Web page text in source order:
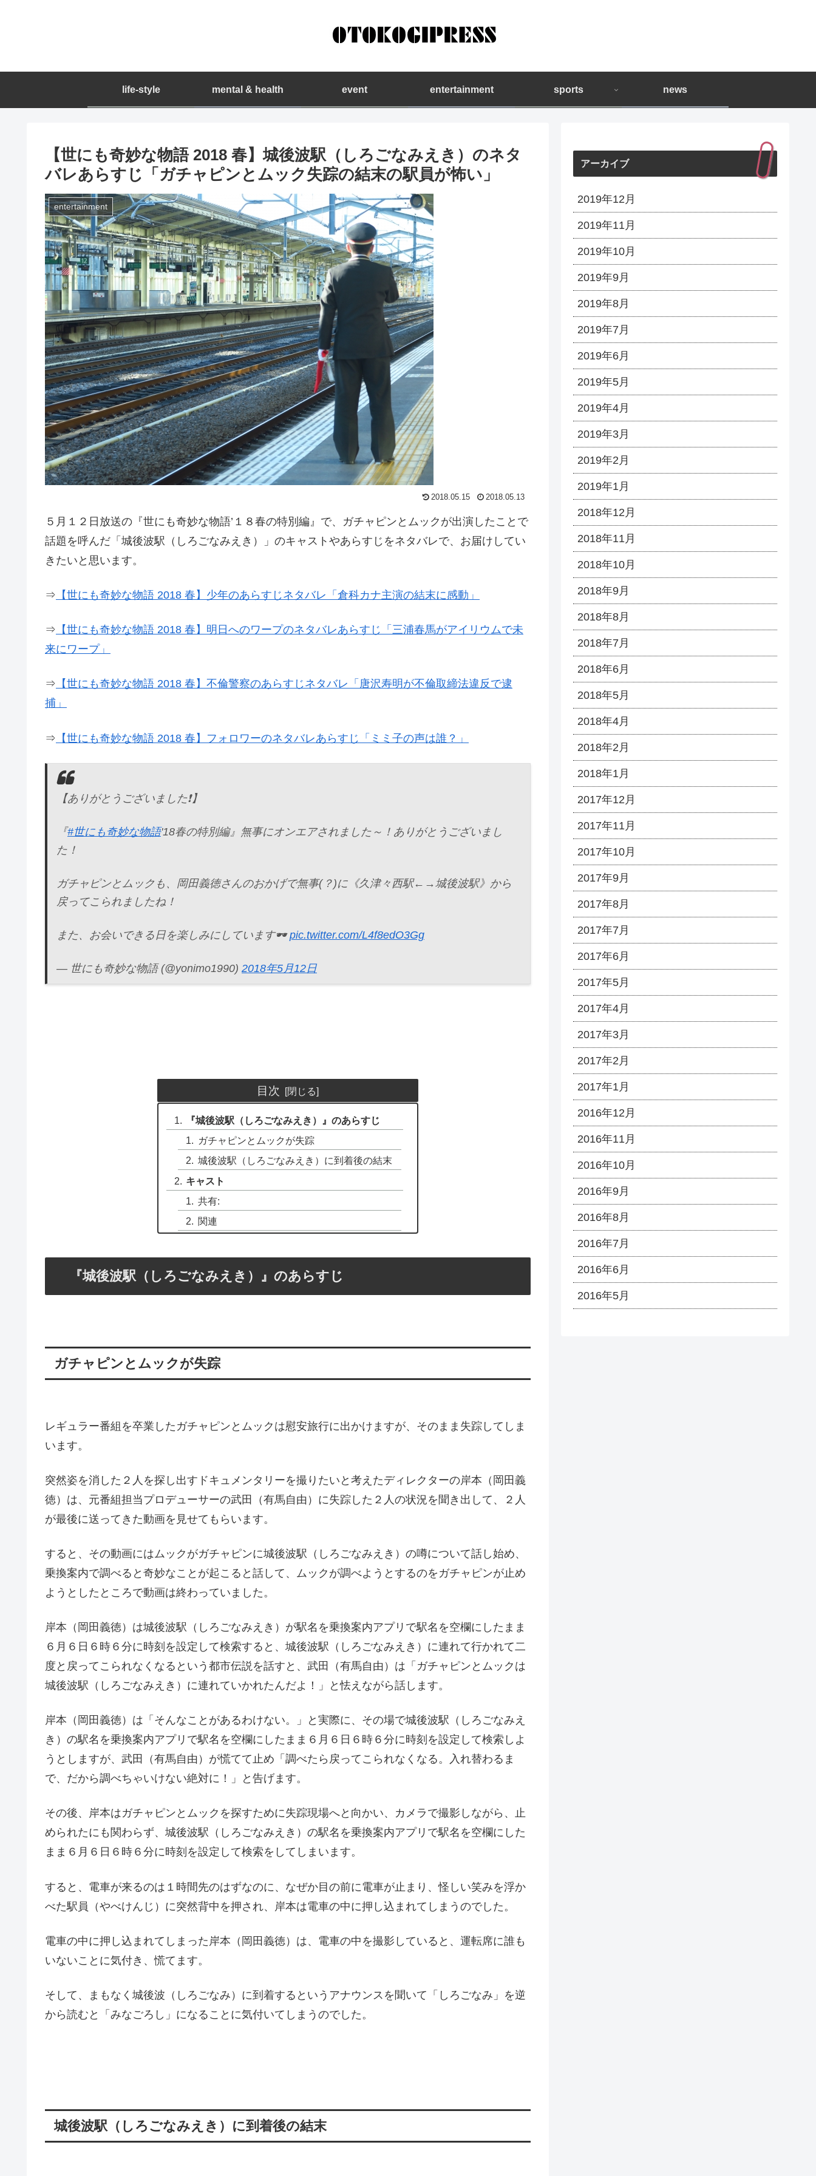
life-style mental & health event entertainment sports news
【世にも奇妙な物語 2018 春】城後波駅（しろごなみえき）のネタ
バレあらすじ「ガチャピンとムック失踪の結末の駅員が怖い」
entertainment
2018.05.15 2018.05.13
５月１２日放送の『世にも奇妙な物語’１８春の特別編』で、ガチャピンとムックが出演したことで
話題を呼んだ「城後波駅（しろごなみえき）」のキャストやあらすじをネタバレで、お届けしてい
きたいと思います。
⇒ 【世にも奇妙な物語 2018 春】少年のあらすじネタバレ「倉科カナ主演の結末に感動」
⇒ 【世にも奇妙な物語 2018 春】明日へのワープのネタバレあらすじ「三浦春馬がアイリウムで未
来にワープ」
⇒ 【世にも奇妙な物語 2018 春】不倫警察のあらすじネタバレ「唐沢寿明が不倫取締法違反で逮
捕」
⇒ 【世にも奇妙な物語 2018 春】フォロワーのネタバレあらすじ「ミミ子の声は誰？」
【ありがとうございました❗】
『#世にも奇妙な物語'18春の特別編』無事にオンエアされました～！ありがとうございまし
た！
ガチャピンとムックも、岡田義徳さんのおかげで無事(？)に《久津々西駅←→城後波駅》から
戻ってこられましたね！
また、お会いできる日を楽しみにしています🕶️pic.twitter.com/L4f8edO3Gg
— 世にも奇妙な物語 (@yonimo1990) 2018年5月12日
目次
『城後波駅（しろごなみえき）』のあらすじ
ガチャピンとムックが失踪
城後波駅（しろごなみえき）に到着後の結末
キャスト
共有:
関連
『城後波駅（しろごなみえき）』のあらすじ
ガチャピンとムックが失踪
レギュラー番組を卒業したガチャピンとムックは慰安旅行に出かけますが、そのまま失踪してしま
います。
突然姿を消した２人を探し出すドキュメンタリーを撮りたいと考えたディレクターの岸本（岡田義
徳）は、元番組担当プロデューサーの武田（有馬自由）に失踪した２人の状況を聞き出して、２人
が最後に送ってきた動画を見せてもらいます。
すると、その動画にはムックがガチャピンに城後波駅（しろごなみえき）の噂について話し始め、
乗換案内で調べると奇妙なことが起こると話して、ムックが調べようとするのをガチャピンが止め
ようとしたところで動画は終わっていました。
岸本（岡田義徳）は城後波駅（しろごなみえき）が駅名を乗換案内アプリで駅名を空欄にしたまま
６月６日６時６分に時刻を設定して検索すると、城後波駅（しろごなみえき）に連れて行かれて二
度と戻ってこられなくなるという都市伝説を話すと、武田（有馬自由）は「ガチャピンとムックは
城後波駅（しろごなみえき）に連れていかれたんだよ！」と怯えながら話します。
岸本（岡田義徳）は「そんなことがあるわけない。」と実際に、その場で城後波駅（しろごなみえ
き）の駅名を乗換案内アプリで駅名を空欄にしたまま６月６日６時６分に時刻を設定して検索しよ
うとしますが、武田（有馬自由）が慌てて止め「調べたら戻ってこられなくなる。入れ替わるま
で、だから調べちゃいけない絶対に！」と告げます。
その後、岸本はガチャピンとムックを探すために失踪現場へと向かい、カメラで撮影しながら、止
められたにも関わらず、城後波駅（しろごなみえき）の駅名を乗換案内アプリで駅名を空欄にした
まま６月６日６時６分に時刻を設定して検索をしてしまいます。
すると、電車が来るのは１時間先のはずなのに、なぜか目の前に電車が止まり、怪しい笑みを浮か
べた駅員（やべけんじ）に突然背中を押され、岸本は電車の中に押し込まれてしまうのでした。
電車の中に押し込まれてしまった岸本（岡田義徳）は、電車の中を撮影していると、運転席に誰も
いないことに気付き、慌てます。
そして、まもなく城後波（しろごなみ）に到着するというアナウンスを聞いて「しろごなみ」を逆
から読むと「みなごろし」になることに気付いてしまうのでした。
城後波駅（しろごなみえき）に到着後の結末
アーカイブ
2019年12月
2019年11月
2019年10月
2019年9月
2019年8月
2019年7月
2019年6月
2019年5月
2019年4月
2019年3月
2019年2月
2019年1月
2018年12月
2018年11月
2018年10月
2018年9月
2018年8月
2018年7月
2018年6月
2018年5月
2018年4月
2018年2月
2018年1月
2017年12月
2017年11月
2017年10月
2017年9月
2017年8月
2017年7月
2017年6月
2017年5月
2017年4月
2017年3月
2017年2月
2017年1月
2016年12月
2016年11月
2016年10月
2016年9月
2016年8月
2016年7月
2016年6月
2016年5月